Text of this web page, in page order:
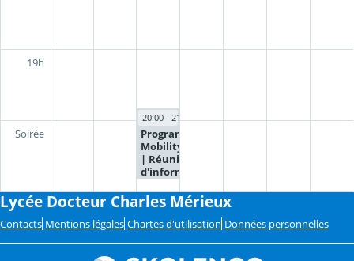
20:00 - 21:00
Programme
Mobility Path
| Réunion
d'information
19h
Soirée
Lycée Docteur Charles Mérieux
Contacts Mentions légales Chartes d'utilisation Données personnelles